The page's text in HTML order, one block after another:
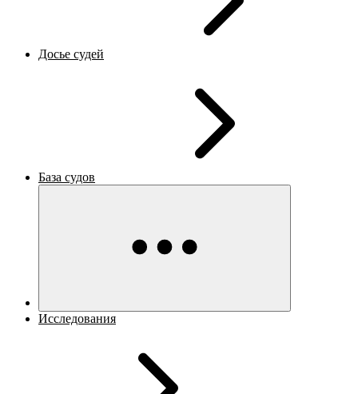
Досье судей
База судов
Исследования